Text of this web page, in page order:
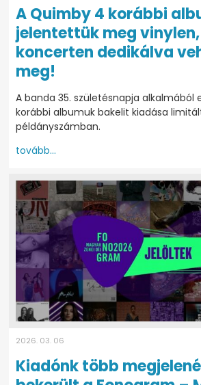
A Quimby 4 korábbi
jelentettük meg
koncerten dedikálva
meg!
A banda 35. születésnapja alkalmából
korábbi albumuk bakelit kiadása
példányszámban.
tovább...
2026. 03. 06
Kiadónk több